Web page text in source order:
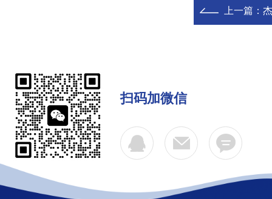
上一篇：
扫码加微信